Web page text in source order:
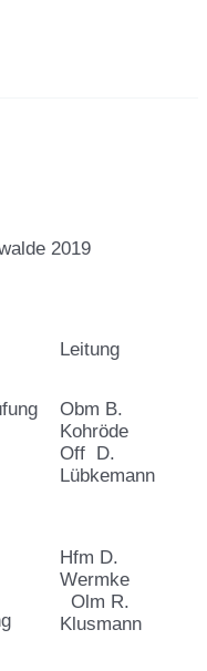
2019
Leitung
Obm B.
Kohröde
Off D.
Lübkemann
Hfm D.
Wermke
Olm R.
Klusmann